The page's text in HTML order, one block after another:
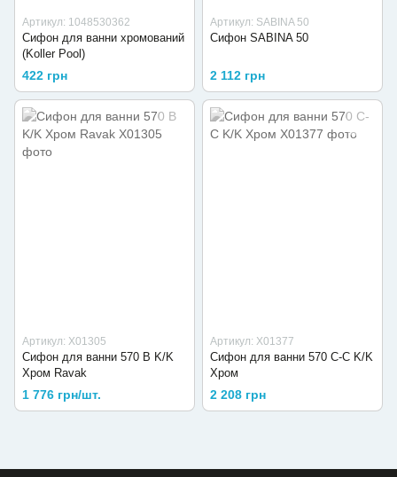
Артикул: 1048530362
Сифон для ванни хромований
(Koller Pool)
422 грн
Артикул: SABINA 50
Сифон SABINA 50
2 112 грн
Артикул: X01305
Сифон для ванни 570 B K/K
Хром Ravak
1 776 грн/шт.
Артикул: X01377
Сифон для ванни 570 C-C K/K
Хром
2 208 грн